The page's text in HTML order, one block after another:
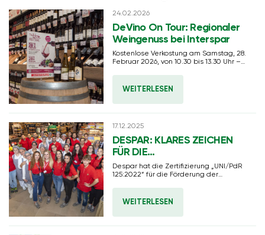
24.02.2026
DeVino On Tour: Regionaler
Weingenuss bei Interspar
Kostenlose Verkostung am Samstag, 28.
Februar 2026, von 10.30 bis 13.30 Uhr –
WEITERLESEN
17.12.2025
DESPAR: KLARES ZEICHEN
FÜR DIE
Despar hat die Zertifizierung „UNI/PdR
125:2022“ für die Förderung der
erfolgreiche Prüfung des
Managementsystems und sämtlicher
interner Prozesse.
WEITERLESEN